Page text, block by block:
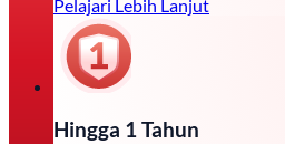
Pelajari Lebih Lanjut
Hingga 1 Tahun